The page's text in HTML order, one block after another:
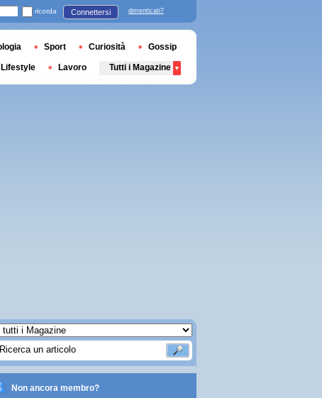
Non ancora membro?
ricorda Connettersi dimenticati?
Sport Curiosità Gossip
Lifestyle Lavoro Tutti i Magazine